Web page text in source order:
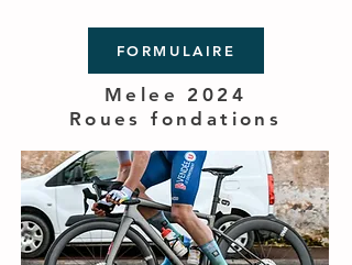
FORMULAIRE
Melee 2024
Roues fondations